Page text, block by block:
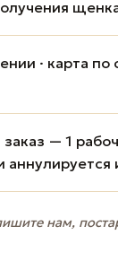
· карта по
— 1
нам,